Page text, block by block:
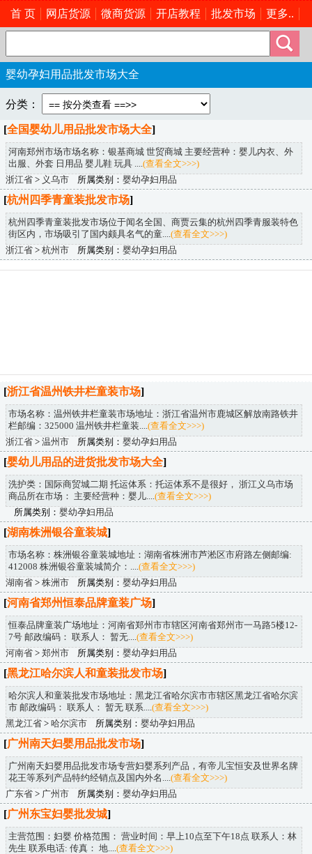
首 页 网店货源 微商货源 开店教程 批发市场 更多..
婴幼孕妇用品批发市场大全
分类：
[全国婴幼儿用品批发市场大全]
河南郑州市场市场名称：银基商城 世贸商城 主要经营种：婴儿内衣、外
出服、外套 日用品 婴儿鞋 玩具 ....(查看全文>>>)
浙江省 > 义乌市 所属类别： 婴幼孕妇用品
[杭州四季青童装批发市场]
杭州四季青童装批发市场位于闻名全国、商贾云集的杭州四季青服装特色
街区内，市场吸引了国内颇具名气的童....(查看全文>>>)
浙江省 > 杭州市 所属类别： 婴幼孕妇用品
[浙江省温州铁井栏童装市场]
市场名称：温州铁井栏童装市场地址：浙江省温州市鹿城区解放南路铁井
栏邮编：325000 温州铁井栏童装.... (查看全文>>>)
浙江省 > 温州市 所属类别： 婴幼孕妇用品
[婴幼儿用品的进货批发市场大全]
洗护类：国际商贸城二期 托运体系：托运体系不是很好， 浙江义乌市场
商品所在市场： 主要经营种：婴儿.... (查看全文>>>)
所属类别： 婴幼孕妇用品
[湖南株洲银谷童装城]
市场名称：株洲银谷童装城地址：湖南省株洲市芦淞区市府路左侧邮编:
412008 株洲银谷童装城简介：.... (查看全文>>>)
湖南省 > 株洲市 所属类别： 婴幼孕妇用品
[河南省郑州恒泰品牌童装广场]
恒泰品牌童装广场地址：河南省郑州市市辖区河南省郑州市一马路5楼12-
7号 邮政编码： 联系人： 暂无.... (查看全文>>>)
河南省 > 郑州市 所属类别： 婴幼孕妇用品
[黑龙江哈尔滨人和童装批发市场]
哈尔滨人和童装批发市场地址：黑龙江省哈尔滨市市辖区黑龙江省哈尔滨
市 邮政编码： 联系人： 暂无 联系.... (查看全文>>>)
黑龙江省 > 哈尔滨市 所属类别： 婴幼孕妇用品
[广州南天妇婴用品批发市场]
广州南天妇婴用品批发市场专营妇婴系列产品，有帝儿宝恒安及世界名牌
花王等系列产品特约经销点及国内外名.... (查看全文>>>)
广东省 > 广州市 所属类别： 婴幼孕妇用品
[广州东宝妇婴批发城]
主营范围：妇婴 价格范围： 营业时间：早上10点至下午18点 联系人：林
先生 联系电话: 传真： 地.... (查看全文>>>)